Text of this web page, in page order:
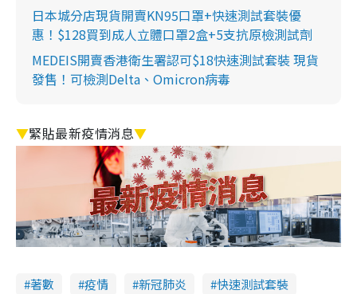
日本城分店現貨開賣KN95口罩+快速測試套裝優
惠！$128買到成人立體口罩2盒+5支抗原檢測試劑
MEDEIS開賣香港衛生署認可$18快速測試套裝 現貨
發售！可檢測Delta、Omicron病毒
▼緊貼最新疫情消息▼
著數 疫情 新冠肺炎
快速測試套裝